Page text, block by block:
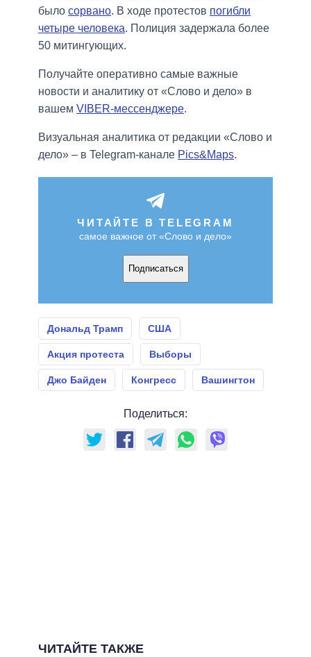
было сорвано. В ходе протестов погибли
четыре человека. Полиция задержала более
50 митингующих.
Получайте оперативно самые важные
новости и аналитику от «Слово и дело» в
вашем VIBER-мессенджере.
Визуальная аналитика от редакции «Слово и
дело» – в Telegram-канале Pics&Maps.
ЧИТАЙТЕ В TELEGRAM
самое важное от «Слово и дело»
Подписаться
Дональд Трамп США
Акция протеста Выборы
Джо Байден Конгресс Вашингтон
Поделиться:
ЧИТАЙТЕ ТАКЖЕ